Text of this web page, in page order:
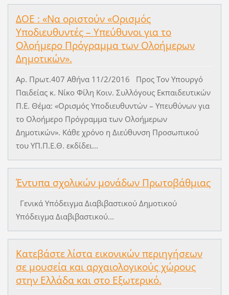
ΔΟΕ : «Να οριστούν «Ορισμός
Υποδιευθυντές – Υπεύθυνοι για το
Ολοήμερο Πρόγραμμα των Ολοήμερων
Δημοτικών».
Αρ. Πρωτ.407 Αθήνα 11/2/2016 Προς Τον Υπουργό
Παιδείας κ. Νίκο Φίλη Κοιν. Συλλόγους Εκπαιδευτικών
Π.Ε. Θέμα: «Ορισμός Υποδιευθυντών – Υπευθύνων για
το Ολοήμερο Πρόγραμμα των Ολοήμερων
Δημοτικών». Κάθε χρόνο η Διεύθυνση Προσωπικού
του ΥΠ.Π.Ε.Θ. εκδίδει...
Έντυπα σχολικών μονάδων Πρωτοβάθμιας
Γενικά Υπόδειγμα Διαβιβαστικού Δημοτικού
Υπόδειγμα Διαβιβαστικού...
Κατεβάστε λίστα εικονικών περιηγήσεων
σε μουσεία και αρχαιολογικούς χώρους
στην Ελλάδα και στο Εξωτερικό.